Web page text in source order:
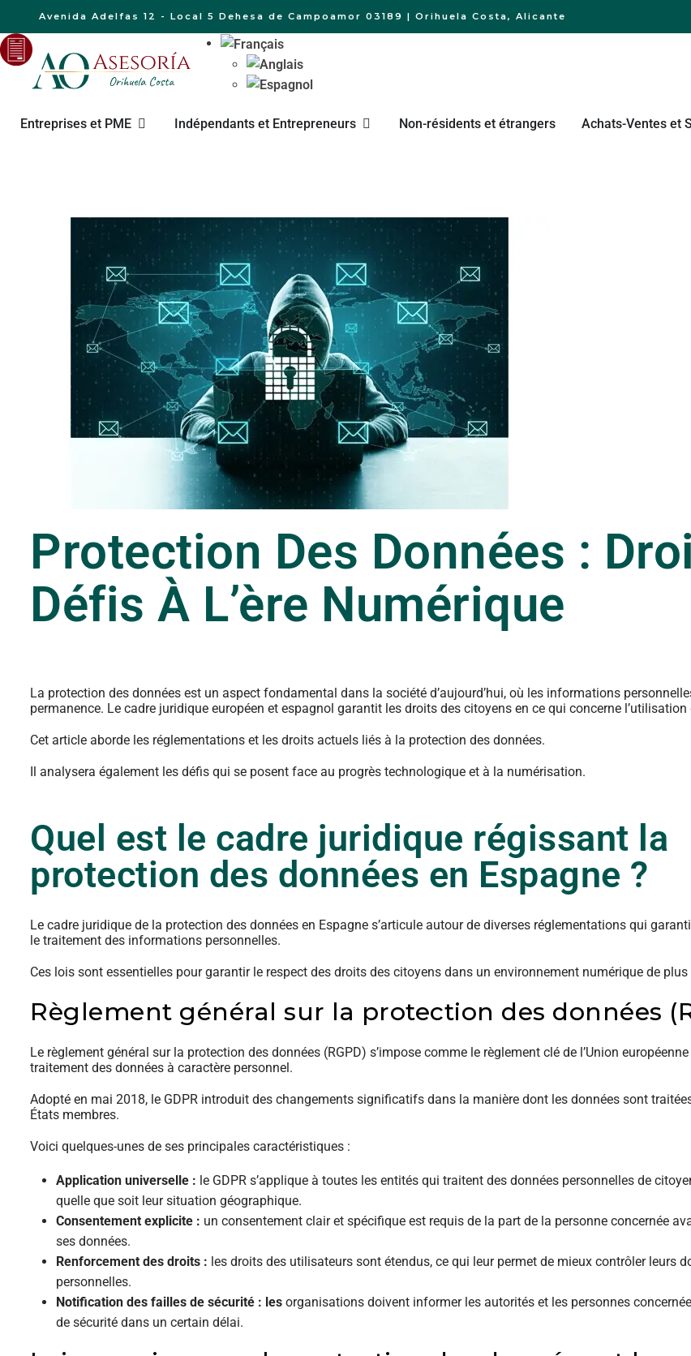
Avenida Adelfas 12 - Local 5 Dehesa de Campoamor 03189 | Orihuela Costa, Alicante
Entreprises et PME Indépendants et Entrepreneurs Non-résidents et étrangers Achats-Ventes et
Protection Des Données :
Défis À L’ère Numérique
La protection des données est un aspect fondamental dans la société d’aujourd’hui, où les informations
permanence. Le cadre juridique européen et espagnol garantit les droits des citoyens en ce qui concerne l’utilisation
Cet article aborde les réglementations et les droits actuels liés à la protection des données.
Il analysera également les défis qui se posent face au progrès technologique et à la numérisation.
Quel est le cadre juridique régissant la
protection des données en Espagne ?
Le cadre juridique de la protection des données en Espagne s’articule autour de diverses réglementations qui
le traitement des informations personnelles.
Ces lois sont essentielles pour garantir le respect des droits des citoyens dans un environnement numérique de
Règlement général sur la protection des données
Le règlement général sur la protection des données (RGPD) s’impose comme le règlement clé de l’Union
traitement des données à caractère personnel.
Adopté en mai 2018, le GDPR introduit des changements significatifs dans la manière dont les données sont
États membres.
Voici quelques-unes de ses principales caractéristiques :
Application universelle : le GDPR s’applique à toutes les entités qui traitent des données personnelles de
quelle que soit leur situation géographique.
Consentement explicite : un consentement clair et spécifique est requis de la part de la personne concernée
ses données.
Renforcement des droits : les droits des utilisateurs sont étendus, ce qui leur permet de mieux contrôler leurs
personnelles.
Notification des failles de sécurité : les organisations doivent informer les autorités et les personnes
de sécurité dans un certain délai.